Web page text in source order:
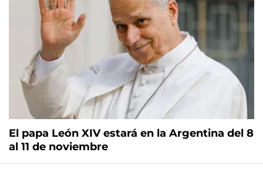
El papa León XIV estará en la Argentina del 8
al 11 de noviembre